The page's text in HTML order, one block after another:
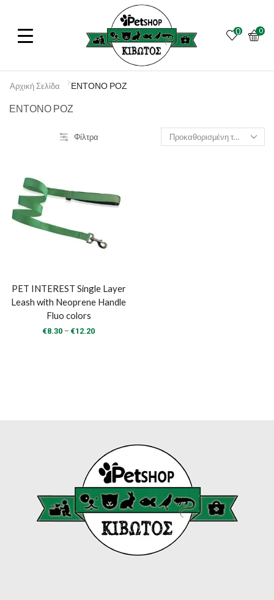
0 0
Αρχική Σελίδα ΕΝΤΟΝΟ ΡΟΖ
ΕΝΤΟΝΟ ΡΟΖ
Φίλτρα
PET INTEREST Single Layer
Leash with Neoprene Handle
Fluo colors
€8.30 – €12.20Price